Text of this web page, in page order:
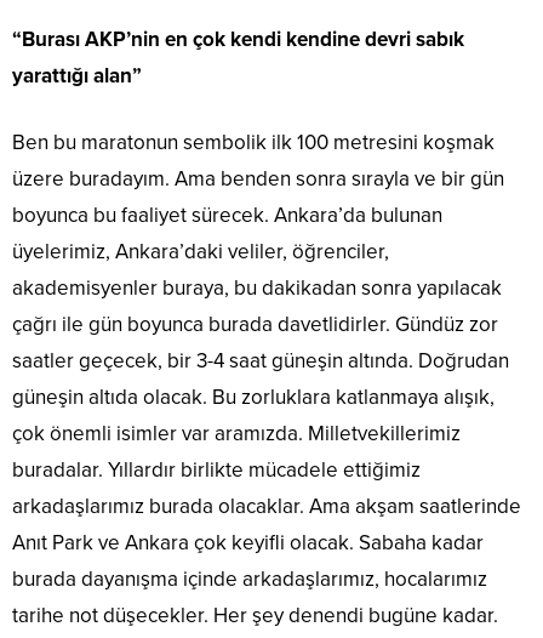
“Burası AKP’nin en çok kendi kendine devri sabık
yarattığı alan”
Ben bu maratonun sembolik ilk 100 metresini koşmak
üzere buradayım. Ama benden sonra sırayla ve bir gün
boyunca bu faaliyet sürecek. Ankara’da bulunan
üyelerimiz, Ankara’daki veliler, öğrenciler,
akademisyenler buraya, bu dakikadan sonra yapılacak
çağrı ile gün boyunca burada davetlidirler. Gündüz zor
saatler geçecek, bir 3-4 saat güneşin altında. Doğrudan
güneşin altıda olacak. Bu zorluklara katlanmaya alışık,
çok önemli isimler var aramızda. Milletvekillerimiz
buradalar. Yıllardır birlikte mücadele ettiğimiz
arkadaşlarımız burada olacaklar. Ama akşam saatlerinde
Anıt Park ve Ankara çok keyifli olacak. Sabaha kadar
burada dayanışma içinde arkadaşlarımız, hocalarımız
tarihe not düşecekler. Her şey denendi bugüne kadar.